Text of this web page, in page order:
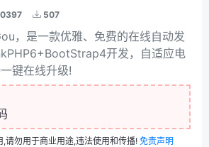
507
，是一款优雅、免费的在线自动发
开发，自适应电
键在线升级!
请勿用于商业用途,违法使用和传播! 免责声明